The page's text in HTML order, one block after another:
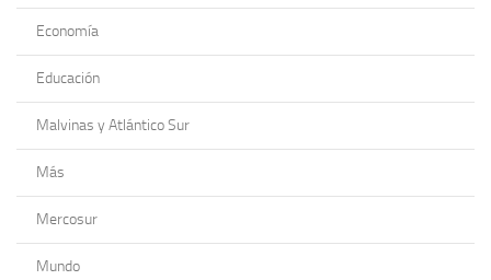
Economía
Educación
Malvinas y Atlántico Sur
Más
Mercosur
Mundo